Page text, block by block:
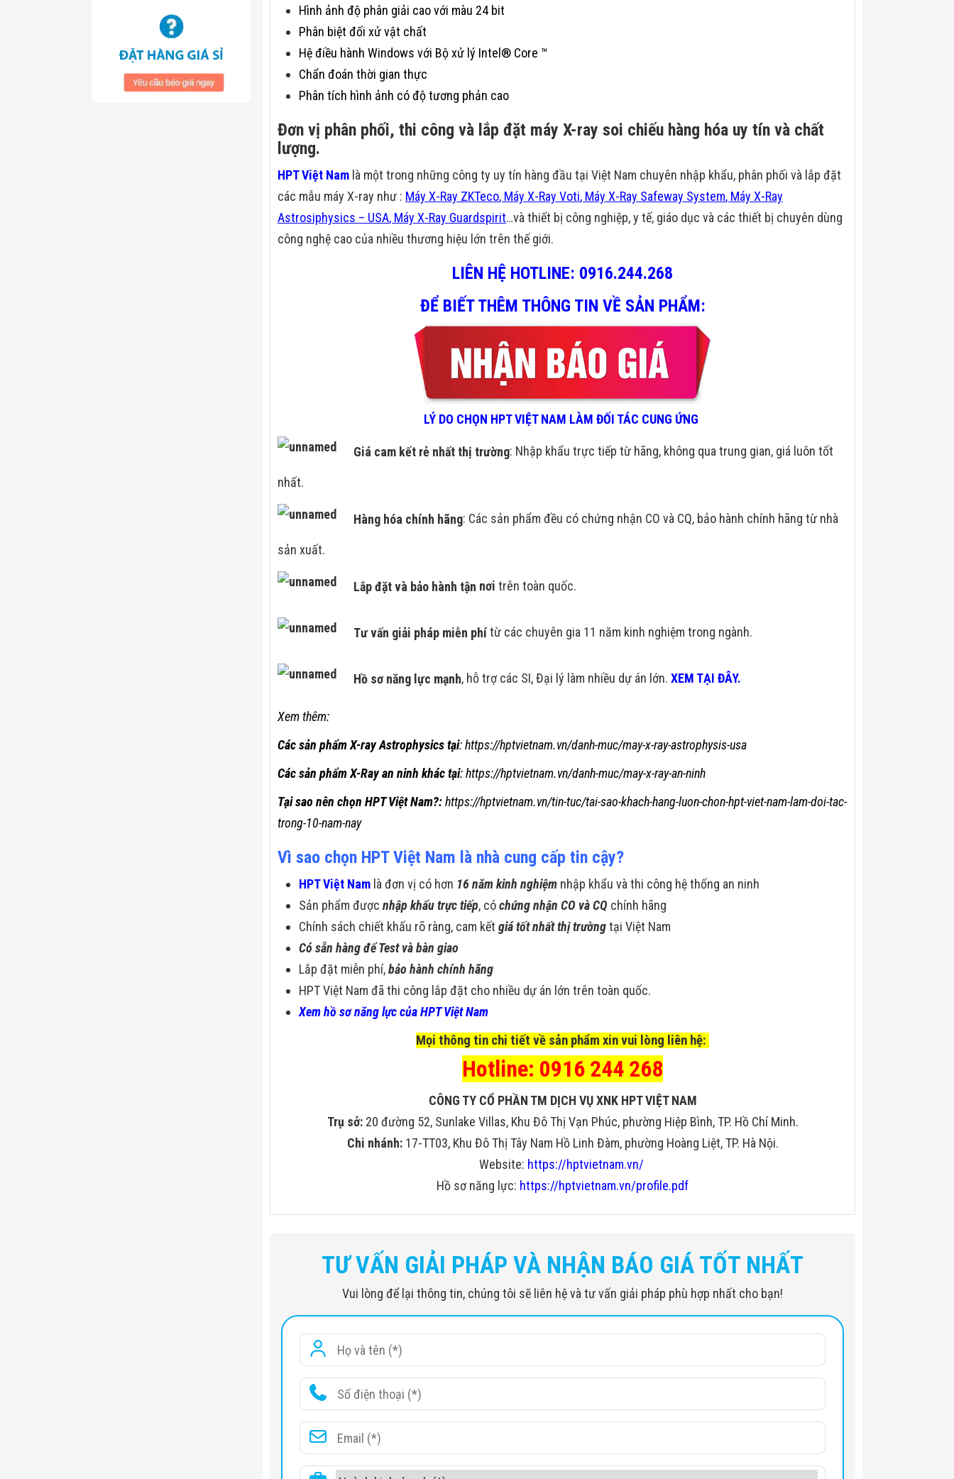
Hình ảnh độ phân giải cao với màu 24 bit
Phân biệt đối xử vật chất
Hệ điều hành Windows với Bộ xử lý Intel® Core ™
Chẩn đoán thời gian thực
Phân tích hình ảnh có độ tương phản cao
Đơn vị phân phối, thi công và lắp đặt máy X-ray soi chiếu hàng hóa uy tín và chất
lượng.
HPT Việt Nam là một trong những công ty uy tín hàng đầu tại Việt Nam chuyên nhập khẩu, phân phối và lắp đặt
các mẫu máy X-ray như : Máy X-Ray ZKTeco, Máy X-Ray Voti, Máy X-Ray Safeway System, Máy X-Ray
Astrosiphysics – USA, Máy X-Ray Guardspirit…và thiết bị công nghiệp, y tế, giáo dục và các thiết bị chuyên dùng
công nghệ cao của nhiều thương hiệu lớn trên thế giới.
LIÊN HỆ HOTLINE: 0916.244.268
ĐỂ BIẾT THÊM THÔNG TIN VỀ SẢN PHẨM:
LÝ DO CHỌN HPT VIỆT NAM LÀM ĐỐI TÁC CUNG ỨNG
Giá cam kết rẻ nhất thị trường: Nhập khẩu trực tiếp từ hãng, không qua trung gian, giá luôn tốt
nhất.
Hàng hóa chính hãng: Các sản phẩm đều có chứng nhận CO và CQ, bảo hành chính hãng từ nhà
sản xuất.
Lắp đặt và bảo hành tận nơi trên toàn quốc.
Tư vấn giải pháp miễn phítừ các chuyên gia 11 năm kinh nghiệm trong ngành.
Hồ sơ năng lực mạnh, hỗ trợ các SI, Đại lý làm nhiều dự án lớn. XEM TẠI ĐÂY.
Xem thêm:
Các sản phẩm X-ray Astrophysics tại:https://hptvietnam.vn/danh-muc/may-x-ray-astrophysis-usa
Các sản phẩm X-Ray an ninh khác tại:https://hptvietnam.vn/danh-muc/may-x-ray-an-ninh
Tại sao nên chọn HPT Việt Nam?:https://hptvietnam.vn/tin-tuc/tai-sao-khach-hang-luon-chon-hpt-viet-nam-lam-doi-tac-
trong-10-nam-nay
Vì sao chọn HPT Việt Nam là nhà cung cấp tin cậy?
HPT Việt Nam là đơn vị có hơn 16 năm kinh nghiệm nhập khẩu và thi công hệ thống an ninh
Sản phẩm được nhập khẩu trực tiếp, cóchứng nhận CO và CQ chính hãng
Chính sách chiết khấu rõ ràng, cam kết giá tốt nhất thị trườngtại Việt Nam
Có sẵn hàng để Test và bàn giao
Lắp đặt miễn phí,bảo hành chính hãng
HPT Việt Nam đã thi công lắp đặt cho nhiều dự án lớn trên toàn quốc.
Xem hồ sơ năng lực của HPT Việt Nam
Mọi thông tin chi tiết về sản phẩm xin vui lòng liên hệ:
Hotline: 0916 244 268
CÔNG TY CỔ PHẦN TM DỊCH VỤ XNK HPT VIỆT NAM
Trụ sở: 20 đường 52, Sunlake Villas, Khu Đô Thị Vạn Phúc, phường Hiệp Bình, TP. Hồ Chí Minh.
Chi nhánh:17-TT03, Khu Đô Thị Tây Nam Hồ Linh Đàm, phường Hoàng Liệt, TP. Hà Nội.
Website: https://hptvietnam.vn/
Hồ sơ năng lực: https://hptvietnam.vn/profile.pdf
TƯ VẤN GIẢI PHÁP VÀ NHẬN BÁO GIÁ TỐT NHẤT
Vui lòng để lại thông tin, chúng tôi sẽ liên hệ và tư vấn giải pháp phù hợp nhất cho bạn!